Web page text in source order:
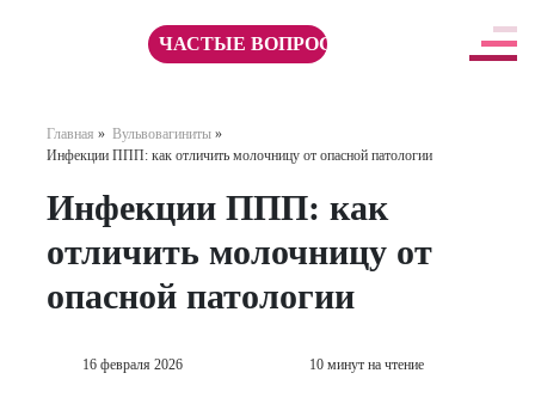
ЧАСТЫЕ ВОПРОСЫ
Главная » Вульвовагиниты »
Инфекции ППП: как отличить молочницу от опасной патологии
Инфекции ППП: как
отличить молочницу от
опасной патологии
16 февраля 2026 10 минут на чтение